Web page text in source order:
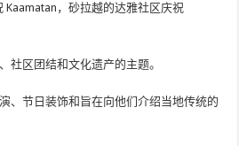
Kaamatan，砂拉越的达雅社区庆祝
社区团结和文化遗产的主题。
、节日装饰和旨在向他们介绍当地传统的